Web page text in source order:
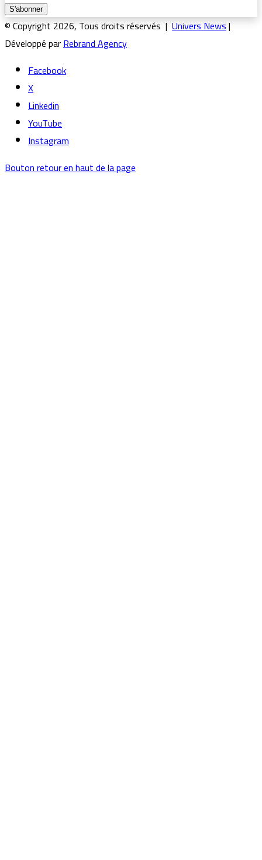
© Copyright 2026, Tous droits réservés |Univers News|
Développé parRebrand Agency
Facebook
X
Linkedin
YouTube
Instagram
Bouton retour en haut de la page